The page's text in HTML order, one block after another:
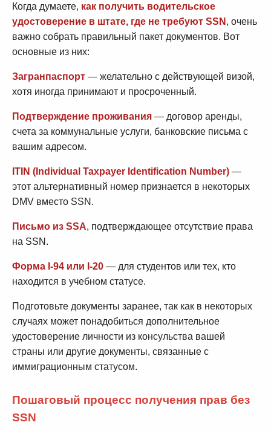
Когда думаете, как получить водительское
удостоверение в штате, где не требуют SSN , очень
важно собрать правильный пакет документов. Вот
основные из них:
Загранпаспорт — желательно с действующей визой,
хотя иногда принимают и просроченный.
Подтверждение проживания — договор аренды,
счета за коммунальные услуги, банковские письма с
вашим адресом.
ITIN (Individual Taxpayer Identification Number) —
этот альтернативный номер признается в некоторых
DMV вместо SSN.
Письмо из SSA, подтверждающее отсутствие права
на SSN.
Форма I-94 или I-20 — для студентов или тех, кто
находится в учебном статусе.
Подготовьте документы заранее, так как в некоторых
случаях может понадобиться дополнительное
удостоверение личности из консульства вашей
страны или другие документы, связанные с
иммиграционным статусом.
Пошаговый процесс получения прав без
SSN